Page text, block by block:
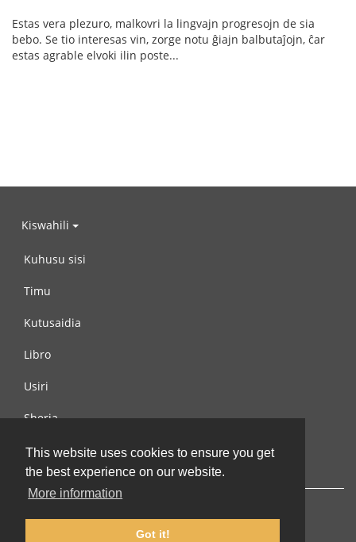
This website uses cookies to ensure you get
the best experience on our website.
More information
Got it!
Estas vera plezuro, malkovri la lingvajn progresojn de sia
bebo. Se tio interesas vin, zorge notu ĝiajn balbutaĵojn, ĉar
estas agrable elvoki ilin poste...
Kiswahili
Kuhusu sisi
Timu
Kutusaidia
Libro
Usiri
Sheria
Wasiliana na si